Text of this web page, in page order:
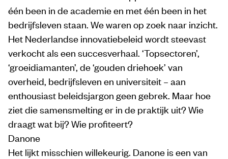
één been in de academie en met één been in het
bedrijfsleven staan. We waren op zoek naar inzicht.
Het Nederlandse innovatiebeleid wordt steevast
verkocht als een succesverhaal. ‘Topsectoren’,
‘groeidiamanten’, de ‘gouden driehoek’ van
overheid, bedrijfsleven en universiteit – aan
enthousiast beleidsjargon geen gebrek. Maar hoe
ziet die samensmelting er in de praktijk uit? Wie
draagt wat bij? Wie profiteert?
Danone
Het lijkt misschien willekeurig. Danone is een van